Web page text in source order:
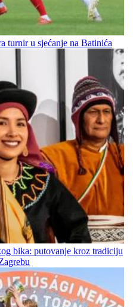
turnir u sjećanje na Batinića
bika: putovanje kroz tradiciju